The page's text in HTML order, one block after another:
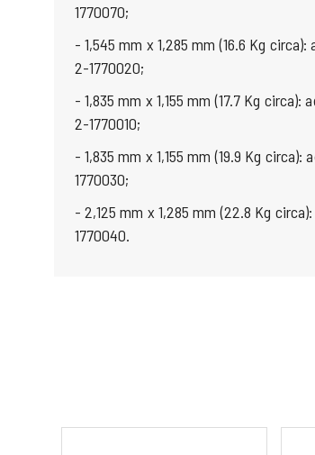
1770070;
- 1,545 mm x 1,285 mm (16.6 Kg
2-1770020;
- 1,835 mm x 1,155 mm (17.7 Kg
2-1770010;
- 1,835 mm x 1,155 mm (19.9 Kg
1770030;
- 2,125 mm x 1,285 mm (22.8 Kg
1770040.